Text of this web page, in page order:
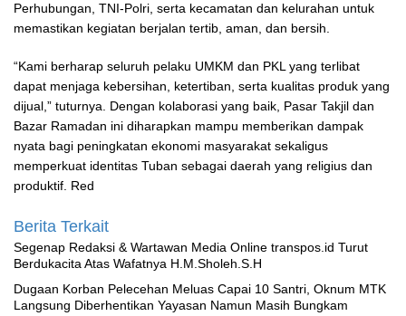
Perhubungan, TNI-Polri, serta kecamatan dan kelurahan untuk
memastikan kegiatan berjalan tertib, aman, dan bersih.
“Kami berharap seluruh pelaku UMKM dan PKL yang terlibat
dapat menjaga kebersihan, ketertiban, serta kualitas produk yang
dijual,” tuturnya. Dengan kolaborasi yang baik, Pasar Takjil dan
Bazar Ramadan ini diharapkan mampu memberikan dampak
nyata bagi peningkatan ekonomi masyarakat sekaligus
memperkuat identitas Tuban sebagai daerah yang religius dan
produktif. Red
Berita Terkait
Segenap Redaksi & Wartawan Media Online transpos.id Turut
Berdukacita Atas Wafatnya H.M.Sholeh.S.H
‎Dugaan Korban Pelecehan Meluas Capai 10 Santri, Oknum MTK
Langsung Diberhentikan Yayasan Namun Masih Bungkam